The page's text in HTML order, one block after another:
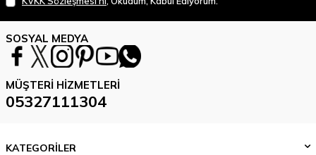
SOSYAL MEDYA
MÜŞTERI HIZMETLERI
05327111304
KATEGORİLER